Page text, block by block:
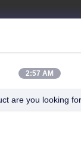
3 Golson Plaza,
2:57 AM
are you looking